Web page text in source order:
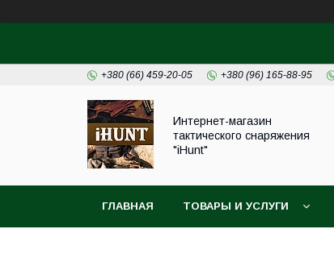
+380 (66) 459-20-05 +380 (96) 165-88-95
Интернет-магазин
тактического снаряжения
"iHunt"
ГЛАВНАЯ ТОВАРЫ И УСЛУГИ